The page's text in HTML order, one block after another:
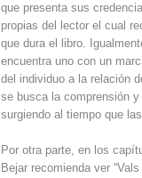
que presenta sus
propias del lector el cual
que dura el libro.
encuentra uno con un
del individuo a la relación
se busca la comprensión
surgiendo al tiempo que
Por otra parte, en los
Bejar recomienda ver